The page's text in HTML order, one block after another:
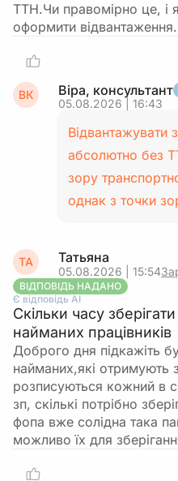
ТТН.Чи правомірно це, і
оформити
ВК Віра, консультант
05.08.2026 | 16:43
Відвантажувати
абсолютно без
зору
однак з точки
ТА Татьяна
05.08.2026 | 15:54
ВІДПОВІДЬ НАДАНО
Є відповідь АІ
Скільки часу
найманих працівників
Доброго дня підкажіть
найманих,які отримують
розписуються кожний в
зп, скількі потрібно
фопа вже солідна така
можливо їх для